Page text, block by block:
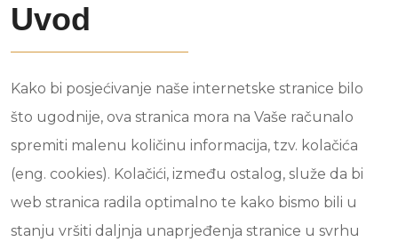
Uvod
Kako bi posjećivanje naše internetske stranice bilo
što ugodnije, ova stranica mora na Vaše računalo
spremiti malenu količinu informacija, tzv. kolačića
(eng. cookies). Kolačići, između ostalog, služe da bi
web stranica radila optimalno te kako bismo bili u
stanju vršiti daljnja unaprjeđenja stranice u svrhu